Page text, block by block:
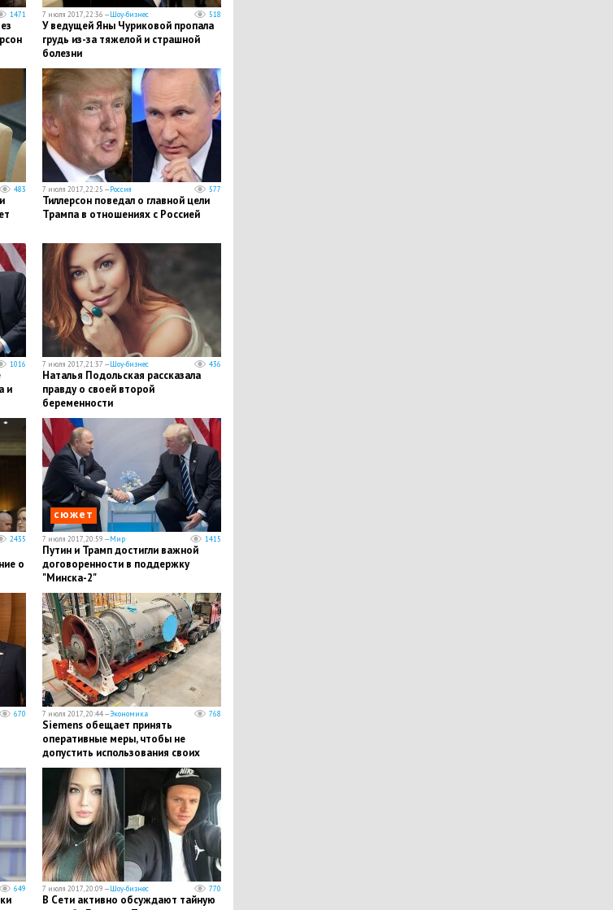
1471 7 июля 2017, 22:36 —Шоу-бизнес 518
У ведущей Яны Чуриковой пропала
грудь из-за тяжелой и страшной
болезни
483 7 июля 2017, 22:25 —Россия 577
Тиллерсон поведал о главной цели
Tpaмпа в отношениях с Россией
1016
и
7 июля 2017, 21:37 —Шоу-бизнес 436
Наталья Подольская рассказала
правду о своей второй
беременности
2435
о
сюжет
7 июля 2017, 20:59 —Мир 1415
Путин и Трамп достигли важной
договоренности в поддержку
"Минска-2"
670 7 июля 2017, 20:44 —Экономика 768
Siemens обещает принять
оперативные меры, чтобы не
допустить использования своих
турбин в Крыму, - Reuters
649 7 июля 2017, 20:09 —Шоу-бизнес 770
В Сети активно обсуждают тайную